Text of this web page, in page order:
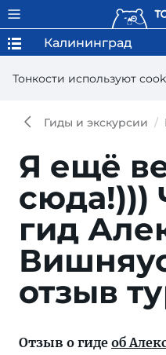
Тонкости используют
Калининград
Гиды и экскурсии
Я ещё
сюда!)))
гид
отзыв
Отзыв о гиде об